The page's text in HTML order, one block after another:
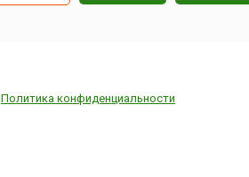
Политика конфиденциальности